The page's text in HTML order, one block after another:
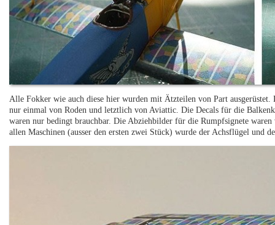
Alle Fokker wie auch diese hier wurden mit Ätzteilen von Part
nur einmal von Roden und letztlich von Aviattic. Die Decals für die
waren nur bedingt brauchbar. Die Abziehbilder für die Rumpfsignete
allen Maschinen (ausser den ersten zwei Stück) wurde der Achsflügel und